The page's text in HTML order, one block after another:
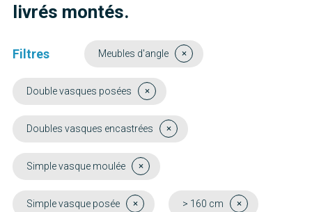
livrés montés.
Filtres Meubles d'angle
Double vasques posées
Doubles vasques encastrées
Simple vasque moulée
Simple vasque posée > 160 cm